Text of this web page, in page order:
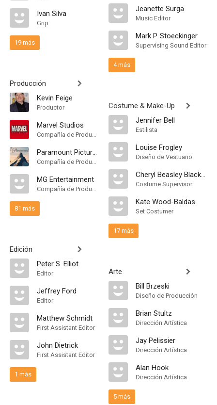
Ivan Silva
Grip
19 más
Producción
Kevin Feige
Productor
Marvel Studios
Compañía de Produccion
Paramount Pictures
Compañía de Produccion
MG Entertainment
Compañía de Produccion
81 más
Edición
Peter S. Elliot
Editor
Jeffrey Ford
Editor
Matthew Schmidt
First Assistant Editor
John Dietrick
First Assistant Editor
1 más
Jeanette Surga
Music Editor
Mark P. Stoeckinger
Supervising Sound Editor
4 más
Costume & Make-Up
Jennifer Bell
Estilista
Louise Frogley
Diseño de Vestuario
Cheryl Beasley Blackwell
Costume Supervisor
Kate Wood-Baldas
Set Costumer
17 más
Arte
Bill Brzeski
Diseño de Producción
Brian Stultz
Dirección Artística
Jay Pelissier
Dirección Artística
Alan Hook
Dirección Artística
5 más